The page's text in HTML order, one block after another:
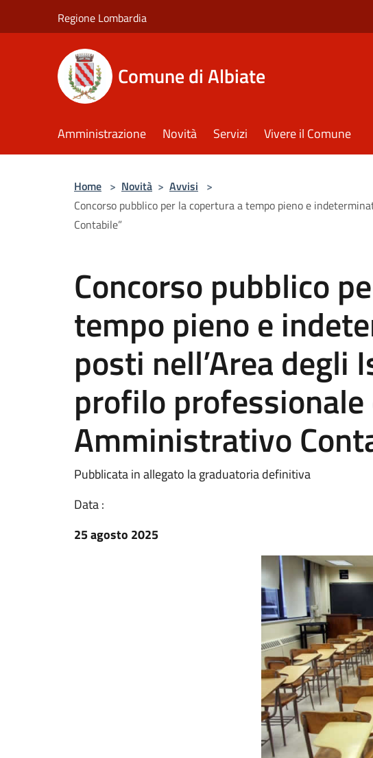
Regione Lombardia
Comune di Albiate
Amministrazione Novità Servizi Vivere il Comune
Home > Novità > Avvisi >
Concorso pubblico per la copertura a tempo pieno e
Contabile”
Concorso pubblico
tempo pieno e
posti nell’Area degli
profilo
Amministrativo
Pubblicata in allegato la graduatoria definitiva
Data :
25 agosto 2025